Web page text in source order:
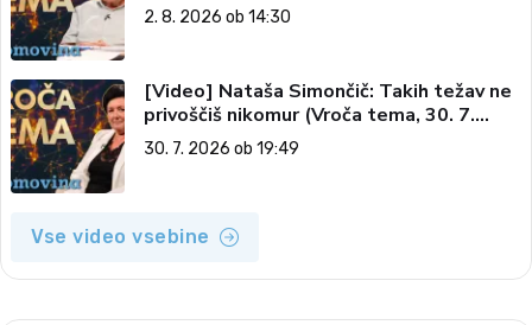
vesolju (Vroča tema, 2. 8. 2026)
2. 8. 2026 ob 14:30
[Video] Nataša Simončič: Takih težav ne
privoščiš nikomur (Vroča tema, 30. 7.
2026)
30. 7. 2026 ob 19:49
Vse video vsebine